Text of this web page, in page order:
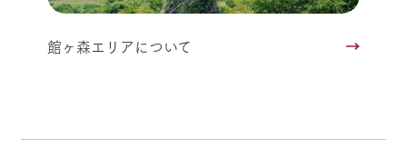
館ヶ森エリアについて